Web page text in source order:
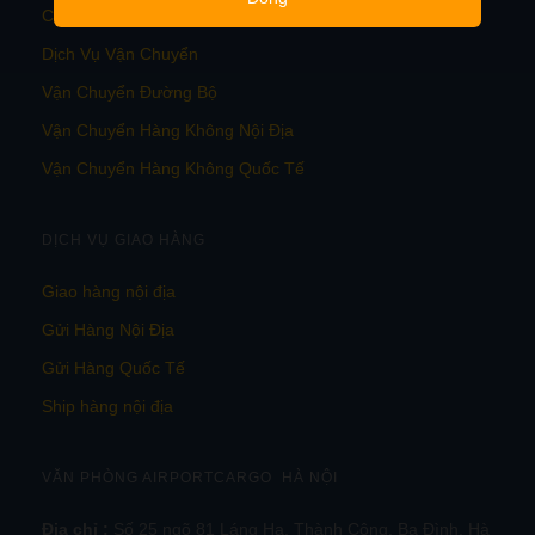
Chuyển Phát Nhanh Trong Nước
Dịch Vụ Vận Chuyển
Vận Chuyển Đường Bộ
Vận Chuyển Hàng Không Nội Địa
Vận Chuyển Hàng Không Quốc Tế
DỊCH VỤ GIAO HÀNG
Giao hàng nội địa
Gửi Hàng Nội Địa
Gửi Hàng Quốc Tế
Ship hàng nội địa
VĂN PHÒNG AIRPORTCARGO HÀ NỘI